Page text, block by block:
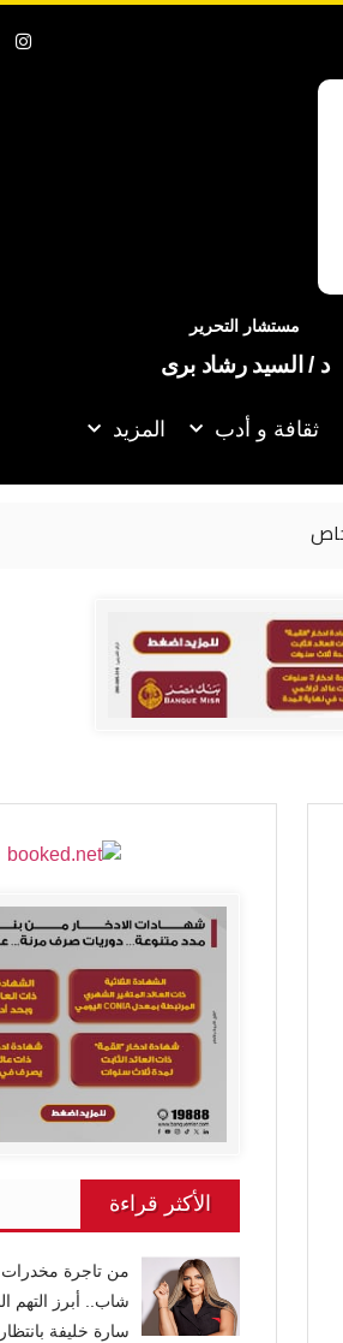
مستشار التحرير
د / السيد رشاد برى
ثقافة و أدب المزيد
الأكثر قراءة
من تاجرة
شاب.. أبرز التهم
سارة خليفة